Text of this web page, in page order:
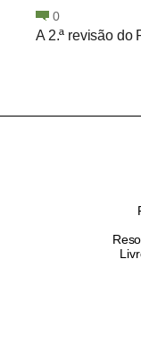
0
A 2.ª revisão do